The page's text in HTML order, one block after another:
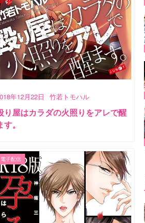
年12月22日 竹若トモハル
り屋はカラダの火照りをアレで醒
す。
電子配信